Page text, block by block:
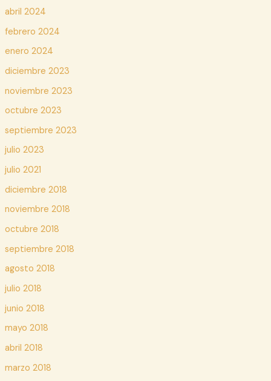
abril 2024
febrero 2024
enero 2024
diciembre 2023
noviembre 2023
octubre 2023
septiembre 2023
julio 2023
julio 2021
diciembre 2018
noviembre 2018
octubre 2018
septiembre 2018
agosto 2018
julio 2018
junio 2018
mayo 2018
abril 2018
marzo 2018